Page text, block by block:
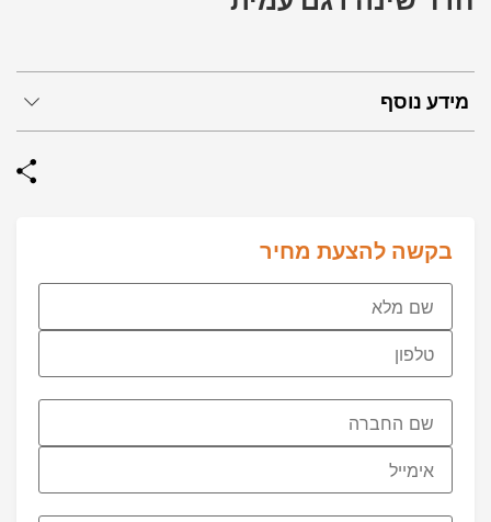
מידע נוסף
בקשה להצעת מחיר